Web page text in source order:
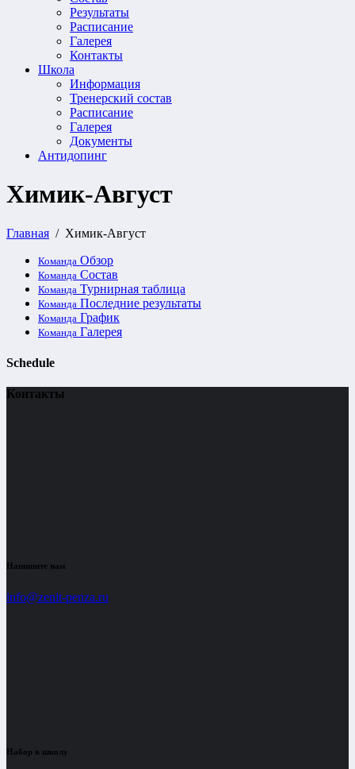
Результаты
Расписание
Галерея
Контакты
Школа
Информация
Тренерский состав
Расписание
Галерея
Документы
Антидопинг
Химик-Август
Главная Химик-Август
Команда Обзор
Команда Состав
Команда Турнирная таблица
Команда Последние результаты
Команда График
Команда Галерея
Schedule
Контакты
Напишите нам
info@zenit-penza.ru
Набор в школу